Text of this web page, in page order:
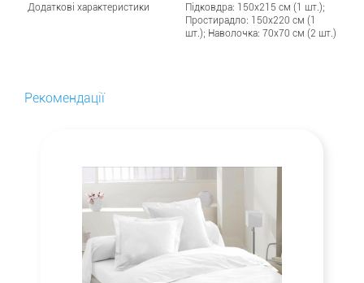
Додаткові характеристики
Підковдра: 150x215 см (1 шт.);
Простирадло: 150x220 см (1
шт.); Наволочка: 70x70 см (2 шт.)
Рекомендації